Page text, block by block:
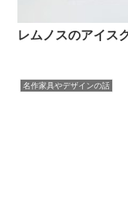
レムノスのアイス
名作家具やデザインの話